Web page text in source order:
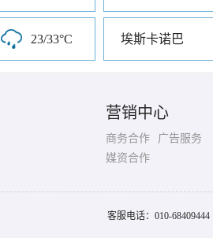
23/33°C 埃斯卡诺巴
营销中心
商务合作
广告服务
媒资合作
客服电话： 010-68409444